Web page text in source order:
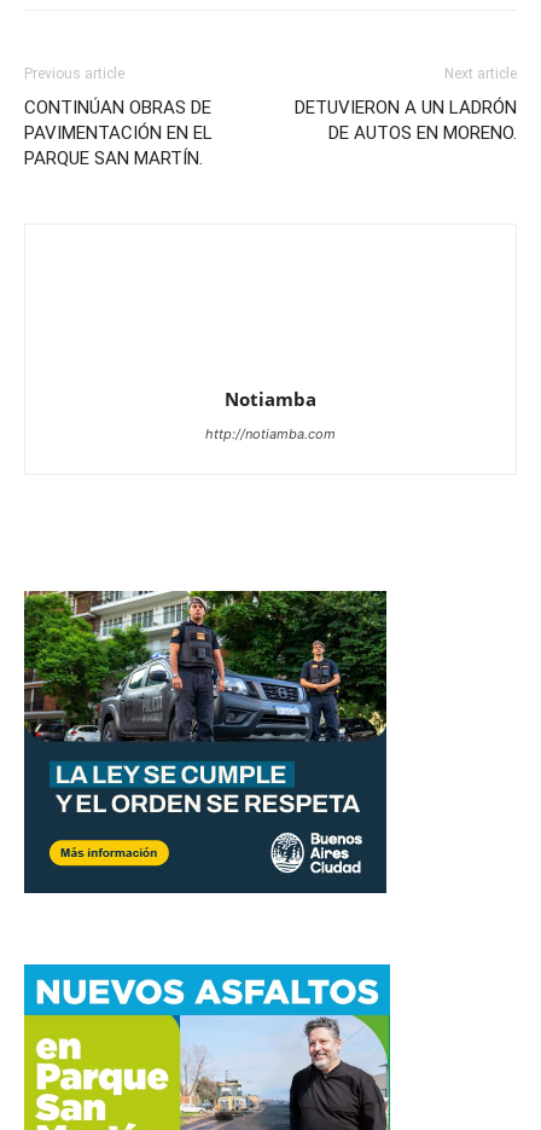
Previous article
CONTINÚAN OBRAS DE
PAVIMENTACIÓN EN EL
PARQUE SAN MARTÍN.
Next article
DETUVIERON A UN LADRÓN
DE AUTOS EN MORENO.
Notiamba
http://notiamba.com